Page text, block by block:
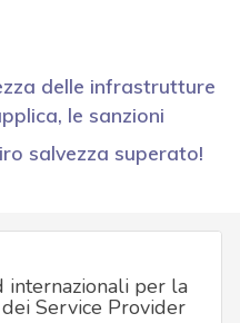
delle infrastrutture
le sanzioni
salvezza superato!
internazionali per la
Service Provider